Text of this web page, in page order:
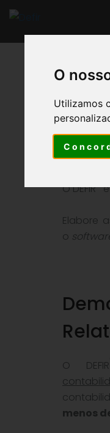
O
Utilizamos
O DEFIR®
Elabore
o
O DEFIR
menos